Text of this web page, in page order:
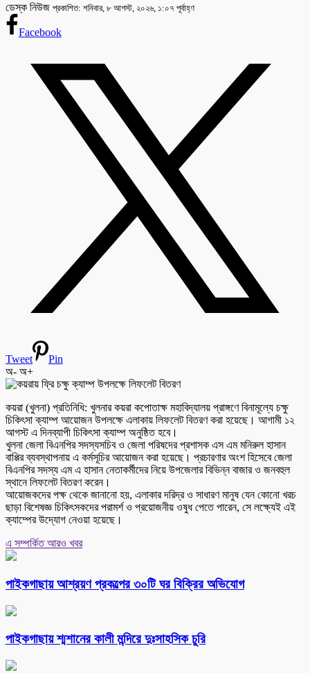
ডেস্ক নিউজ প্রকাশিত: শনিবার, ৮ আগস্ট, ২০২৬, ১:০৭ পূর্বাহ্ণ
Facebook
Tweet
Pin
অ- অ+
কয়রা (খুলনা) প্রতিনিধি: খুলনার কয়রা কপোতাক্ষ মহাবিদ্যালয় প্রাঙ্গণে বিনামূল্যে চক্ষু
চিকিৎসা ক্যাম্প আয়োজন উপলক্ষে এলাকায় লিফলেট বিতরণ করা হয়েছে। আগামী ১২
আগস্ট এ দিনব্যাপী চিকিৎসা ক্যাম্প অনুষ্ঠিত হবে।
খুলনা জেলা বিএনপির সদস্যসচিব ও জেলা পরিষদের প্রশাসক এস এম মনিরুল হাসান
বাপ্পির ব্যবস্থাপনায় এ কর্মসূচির আয়োজন করা হয়েছে। প্রচারণার অংশ হিসেবে জেলা
বিএনপির সদস্য এম এ হাসান নেতাকর্মীদের নিয়ে উপজেলার বিভিন্ন বাজার ও জনবহুল
স্থানে লিফলেট বিতরণ করেন।
আয়োজকদের পক্ষ থেকে জানানো হয়, এলাকার দরিদ্র ও সাধারণ মানুষ যেন কোনো খরচ
ছাড়া বিশেষজ্ঞ চিকিৎসকদের পরামর্শ ও প্রয়োজনীয় ওষুধ পেতে পারেন, সে লক্ষ্যেই এই
ক্যাম্পের উদ্যোগ নেওয়া হয়েছে।
এ সম্পর্কিত আরও খবর
পাইকগাছায় আশ্রয়ণ প্রকল্পের ৩০টি ঘর বিক্রির অভিযোগ
পাইকগাছায় শ্মশানের কালী মন্দিরে দুঃসাহসিক চুরি